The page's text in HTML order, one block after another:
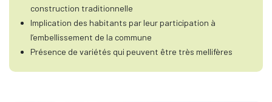
construction traditionnelle
Implication des habitants par leur participation à
l’embellissement de la commune
Présence de variétés qui peuvent être très mellifères